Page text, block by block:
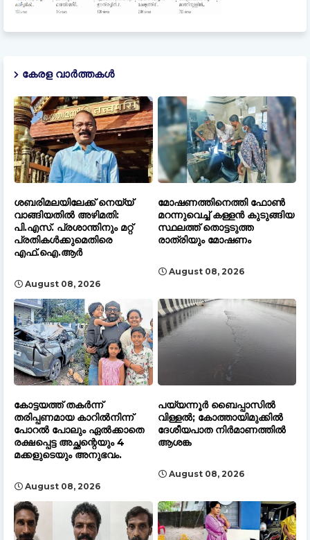
കേരള വാർത്തകൾ
ശബരിമലയിലേക്ക് നെയ്യ്
വാങ്ങിയതിൽ അഴിമതി:
പി.എസ്. പ്രശാന്തിനും മറ്റ്
പ്രതികൾക്കുമെതിരെ
എഫ്.ഐ.ആർ
August 08, 2026
മോഷണത്തിനെത്തി ഫോൺ
മറന്നുവെച്ച് കള്ളൻ കുടുങ്ങിയ
സ്ഥലത്ത് തൊട്ടടുത്ത
രാത്രിയും മോഷണം
August 08, 2026
കോട്ടയത്ത് തകർന്ന്
തരിപ്പണമായ കാറിൽനിന്ന്
പോറൽ പോലും ഏൽക്കാതെ
രക്ഷപ്പെട്ട അച്ഛന്റെയും 4
മക്കളുടെയും അനുഭവം.
August 08, 2026
പയ്യന്നൂർ ബൈപ്പാസിൽ
വിള്ളൽ; കോത്തായിമുക്കിൽ
ദേശീയപാത നിർമാണത്തിൽ
ആശങ്ക
August 08, 2026